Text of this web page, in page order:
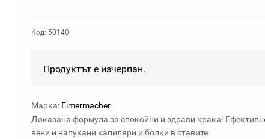
Код: 50140
Продуктът е изчерпан.
Марка: Eimermacher
Доказана формула за спокойни и здрави крака!
вени и напукани капиляри и болки в ставите